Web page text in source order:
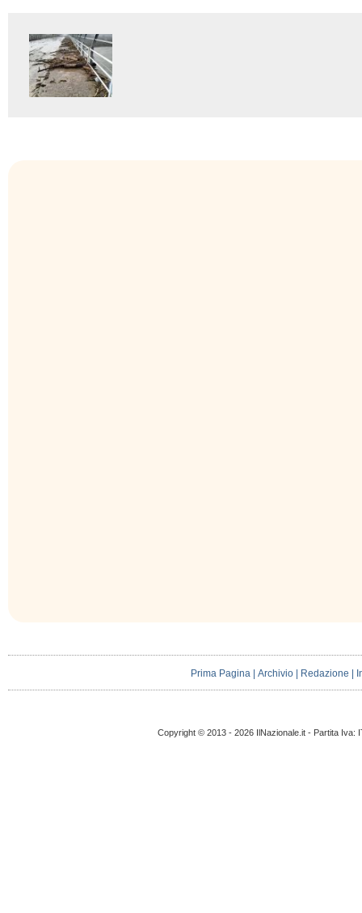
Prima Pagina |Archivio Redazione
Copyright © 2013 - 2026 IlNazionale.it - Partita Iva: